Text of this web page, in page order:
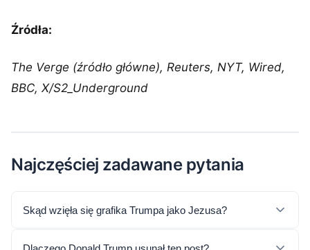
Źródła:
The Verge (źródło główne), Reuters, NYT, Wired,
BBC, X/S2_Underground
Najczęściej zadawane pytania
Skąd wzięła się grafika Trumpa jako Jezusa?